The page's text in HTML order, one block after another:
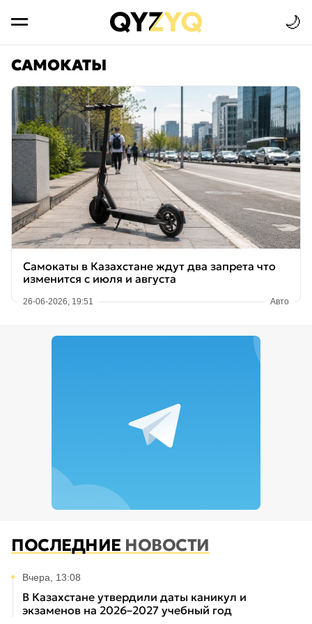
🌙
САМОКАТЫ
Самокаты в Казахстане ждут два запрета что
изменится с июля и августа
26-06-2026, 19:51 Авто
ПОСЛЕДНИЕ НОВОСТИ
Вчера, 13:08
В Казахстане утвердили даты каникул и
экзаменов на 2026–2027 учебный год